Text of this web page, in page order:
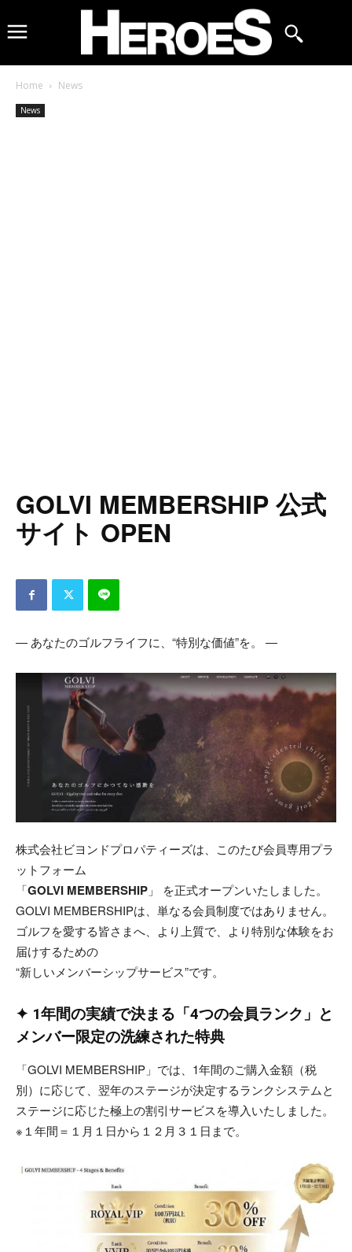
Home News
News
GOLVI MEMBERSHIP 公式
サイト OPEN
― あなたのゴルフライフに、“特別な価値”を。 ―
株式会社ビヨンドプロパティーズは、このたび会員専用プラ
ットフォーム
「GOLVI MEMBERSHIP 」 を正式オープンいたしました。
GOLVI MEMBERSHIPは、単なる会員制度ではありません。
ゴルフを愛する皆さまへ、より上質で、より特別な体験をお
届けするための
“新しいメンバーシップサービス”です。
✦ 1年間の実績で決まる「4つの会員ランク」と
メンバー限定の洗練された特典
「GOLVI MEMBERSHIP」では、1年間のご購入金額（税
別）に応じて、翌年のステージが決定するランクシステムと
ステージに応じた極上の割引サービスを導入いたしました。
※１年間＝１月１日から１２月３１日まで。